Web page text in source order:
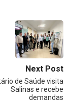
Next Post
de Saúde visita
Salinas e recebe
demandas